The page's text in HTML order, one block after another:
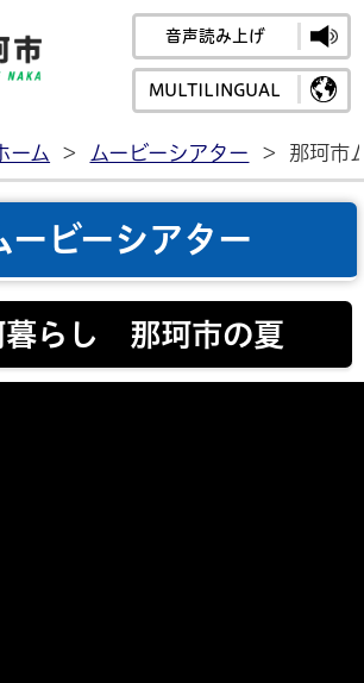
那珂市公式ホームペ
音声読み上げ
MULTILINGUAL
ーム > ムービーシアター > 那珂市
ービーシアター
暮らし 那珂市の夏